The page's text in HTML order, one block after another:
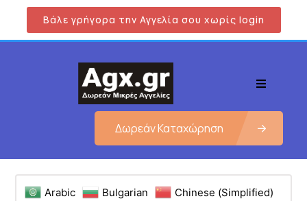
Βάλε γρήγορα την Αγγελία σου χωρίς login
Δωρεάν Καταχώρηση
Arabic Bulgarian
Chinese (Simplified)